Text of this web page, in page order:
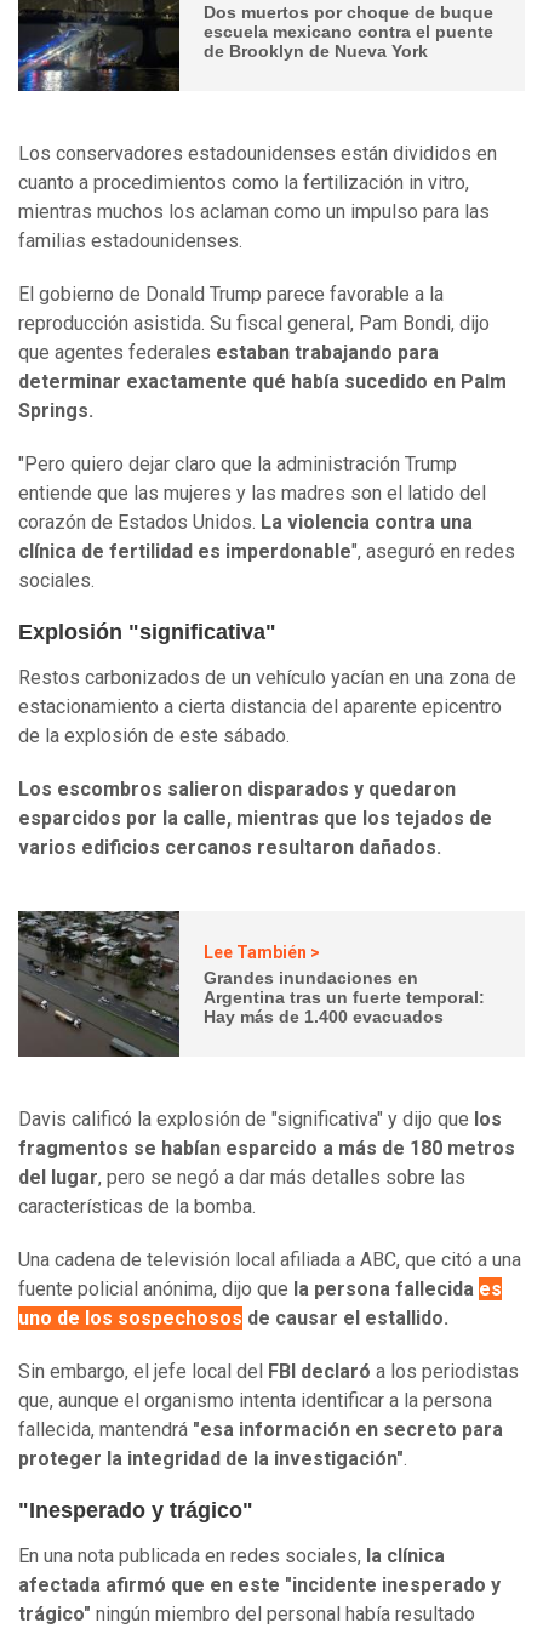
Dos muertos por choque de buque
escuela mexicano contra el puente
de Brooklyn de Nueva York
Los conservadores estadounidenses están divididos en
cuanto a procedimientos como la fertilización in vitro,
mientras muchos los aclaman como un impulso para las
familias estadounidenses.
El gobierno de Donald Trump parece favorable a la
reproducción asistida. Su fiscal general, Pam Bondi, dijo
que agentes federales estaban trabajando para
determinar exactamente qué había sucedido en Palm
Springs.
"Pero quiero dejar claro que la administración Trump
entiende que las mujeres y las madres son el latido del
corazón de Estados Unidos. La violencia contra una
clínica de fertilidad es imperdonable", aseguró en redes
sociales.
Explosión "significativa"
Restos carbonizados de un vehículo yacían en una zona de
estacionamiento a cierta distancia del aparente epicentro
de la explosión de este sábado.
Los escombros salieron disparados y quedaron
esparcidos por la calle, mientras que los tejados de
varios edificios cercanos resultaron dañados.
Lee También >
Grandes inundaciones en
Argentina tras un fuerte temporal:
Hay más de 1.400 evacuados
Davis calificó la explosión de "significativa" y dijo que los
fragmentos se habían esparcido a más de 180 metros
del lugar, pero se negó a dar más detalles sobre las
características de la bomba.
Una cadena de televisión local afiliada a ABC, que citó a una
fuente policial anónima, dijo que la persona fallecida es
uno de los sospechosos de causar el estallido.
Sin embargo, el jefe local del FBI declaró a los periodistas
que, aunque el organismo intenta identificar a la persona
fallecida, mantendrá "esa información en secreto para
proteger la integridad de la investigación".
"Inesperado y trágico"
En una nota publicada en redes sociales, la clínica
afectada afirmó que en este "incidente inesperado y
trágico" ningún miembro del personal había resultado